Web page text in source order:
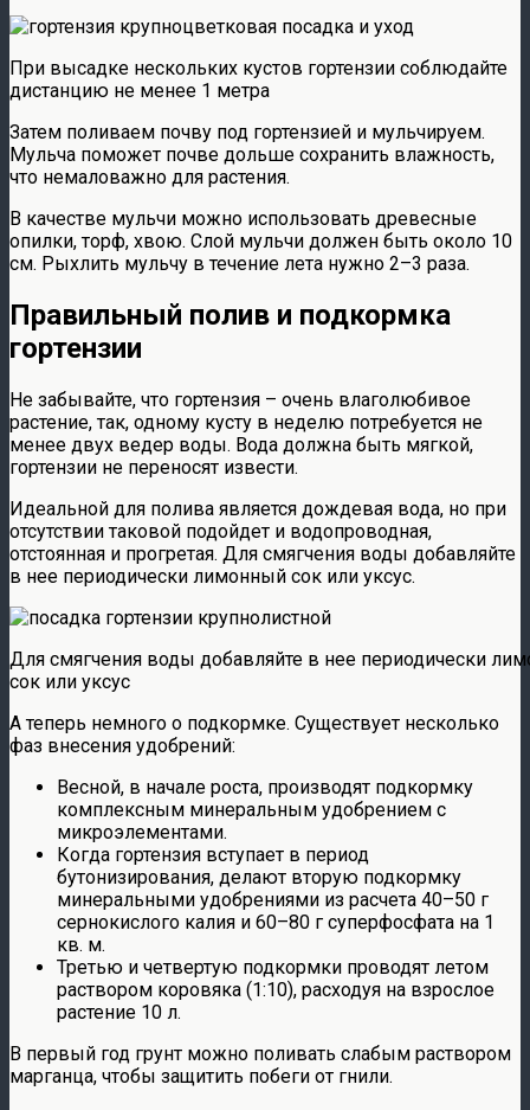
При высадке нескольких кустов гортензии соблюдайте
дистанцию не менее 1 метра
Затем поливаем почву под гортензией и мульчируем.
Мульча поможет почве дольше сохранить влажность,
что немаловажно для растения.
В качестве мульчи можно использовать древесные
опилки, торф, хвою. Слой мульчи должен быть около 10
см. Рыхлить мульчу в течение лета нужно 2–3 раза.
Правильный полив и подкормка
гортензии
Не забывайте, что гортензия – очень влаголюбивое
растение, так, одному кусту в неделю потребуется не
менее двух ведер воды. Вода должна быть мягкой,
гортензии не переносят извести.
Идеальной для полива является дождевая вода, но при
отсутствии таковой подойдет и водопроводная,
отстоянная и прогретая. Для смягчения воды добавляйте
в нее периодически лимонный сок или уксус.
Для смягчения воды добавляйте в нее периодически
сок или уксус
А теперь немного о подкормке. Существует несколько
фаз внесения удобрений:
Весной, в начале роста, производят подкормку
комплексным минеральным удобрением с
микроэлементами.
Когда гортензия вступает в период
бутонизирования, делают вторую подкормку
минеральными удобрениями из расчета 40–50 г
сернокислого калия и 60–80 г суперфосфата на 1
кв. м.
Третью и четвертую подкормки проводят летом
раствором коровяка (1:10), расходуя на взрослое
растение 10 л.
В первый год грунт можно поливать слабым раствором
марганца, чтобы защитить побеги от гнили.